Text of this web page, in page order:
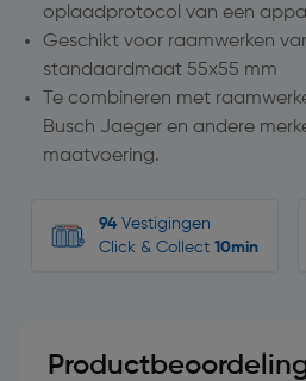
oplaadprotocol van een
Geschikt voor raamwerken
standaardmaat 55x55 mm
Te combineren met
Busch Jaeger en andere
maatvoering.
94 Vestigingen
Click & Collect 10min